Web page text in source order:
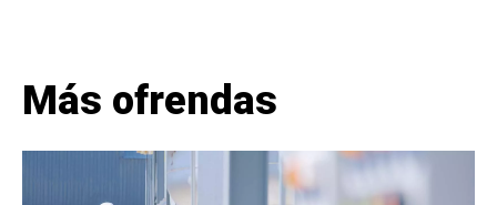
Más ofrendas